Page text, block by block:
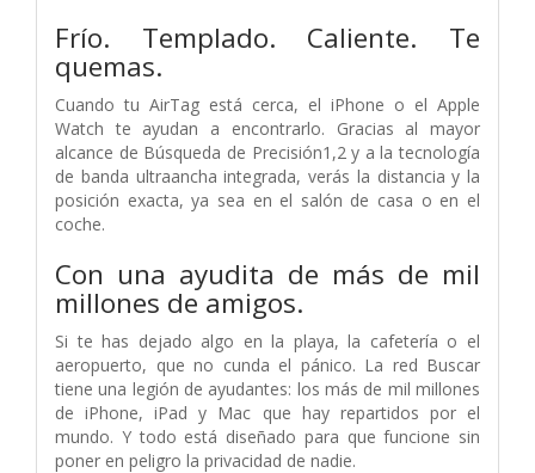
Frío. Templado. Caliente. Te
quemas.
Cuando tu AirTag está cerca, el iPhone o el Apple
Watch te ayudan a encontrarlo. Gracias al mayor
alcance de Búsqueda de Precisión1,2 y a la tecnología
de banda ultraancha integrada, verás la distancia y la
posición exacta, ya sea en el salón de casa o en el
coche.
Con una ayudita de más de mil
millones de amigos.
Si te has dejado algo en la playa, la cafetería o el
aeropuerto, que no cunda el pánico. La red Buscar
tiene una legión de ayudantes: los más de mil millones
de iPhone, iPad y Mac que hay repartidos por el
mundo. Y todo está diseñado para que funcione sin
poner en peligro la privacidad de nadie.